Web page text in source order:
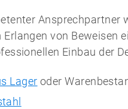
Ansprechpartner
Erlangen von Beweisen
Einbau der
Lager oder